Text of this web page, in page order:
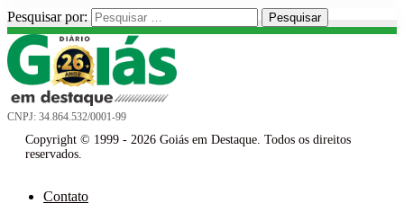
Pesquisar por:
CNPJ: 34.864.532/0001-99
Copyright © 1999 - 2026 Goiás em Destaque. Todos os direitos
reservados.
Contato